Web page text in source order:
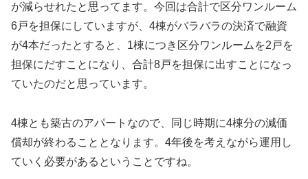
が減らせれたと思ってます。今回は合計で区分ワンルーム
6戸を担保にしていますが、4棟がバラバラの決済で融資
が4本だったとすると、1棟につき区分ワンルームを2戸を
担保にだすことになり、合計8戸を担保に出すことになっ
ていたのだと思っています。
4棟とも築古のアパートなので、同じ時期に4棟分の減価
償却が終わることとなります。4年後を考えながら運用し
ていく必要があるということですね。